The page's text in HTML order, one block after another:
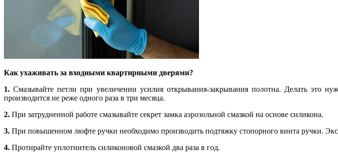
Как ухаживать за входными квартирными дверями?
1. Смазывайте петли при увеличении усилия открывания-закрывания полотна. Делать это
производится не реже одного раза в три месяца.
2. При затрудненной работе смазывайте секрет замка аэрозольной смазкой на основе силикона.
3. При повышенном люфте ручки необходимо производить подтяжку стопорного винта ручки.
4. Протирайте уплотнитель силиконовой смазкой два раза в год.